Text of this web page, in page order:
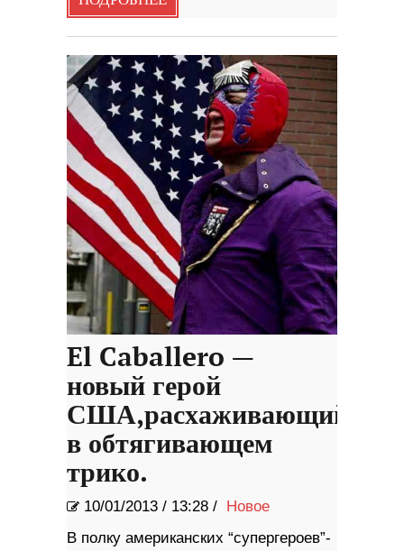
El Caballero —
новый герой
США,расхаживающий
в обтягивающем
трико.
10/01/2013 / 13:28 / Новое
В полку американских “супергероев”-